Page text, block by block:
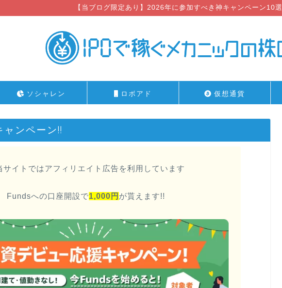
【当ブログ限定あり】2026年に参加すべき神キャンペーン10選
ソシャレン ロボアド 仮想通貨
ャンペーン!!
イトではアフィリエイト広告を利用しています
Fundsへの口座開設で1,000円 が貰えます!!